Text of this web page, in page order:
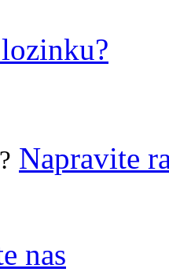
Napravite
nas